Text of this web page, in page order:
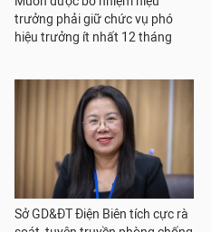
trưởng phải giữ chức vụ phó
hiệu trưởng ít nhất 12 tháng
Sở GD&ĐT Điện Biên tích cực rà